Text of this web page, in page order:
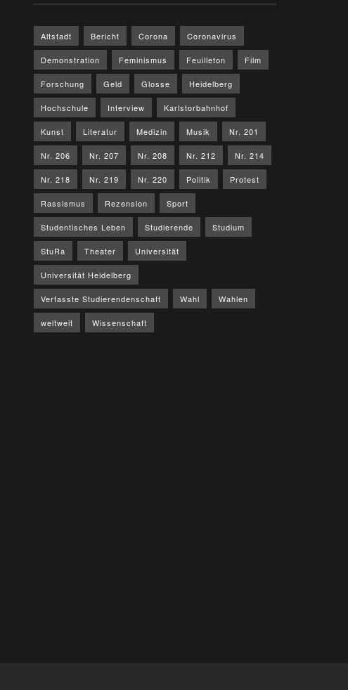
Altstadt Bericht Corona Coronavirus
Demonstration Feminismus Feuilleton Film
Forschung Geld Glosse Heidelberg
Hochschule Interview Karlstorbahnhof
Kunst Literatur Medizin Musik Nr. 201
Nr. 206 Nr. 207 Nr. 208 Nr. 212 Nr. 214
Nr. 218 Nr. 219 Nr. 220 Politik Protest
Rassismus Rezension Sport
Studentisches Leben Studierende Studium
StuRa Theater Universität
Universität Heidelberg
Verfasste Studierendenschaft Wahl Wahlen
weltweit Wissenschaft